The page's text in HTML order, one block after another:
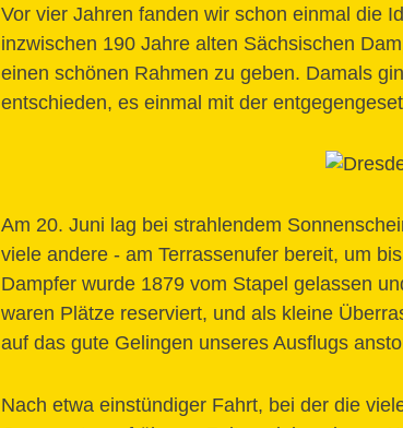
Vor vier Jahren fanden wir schon einmal die
inzwischen 190 Jahre alten Sächsischen
einen schönen Rahmen zu geben. Damals
entschieden, es einmal mit der
Am 20. Juni lag bei strahlendem
viele andere - am Terrassenufer bereit, um
Dampfer wurde 1879 vom Stapel gelassen
waren Plätze reserviert, und als kleine
auf das gute Gelingen unseres Ausflugs
Nach etwa einstündiger Fahrt, bei der die